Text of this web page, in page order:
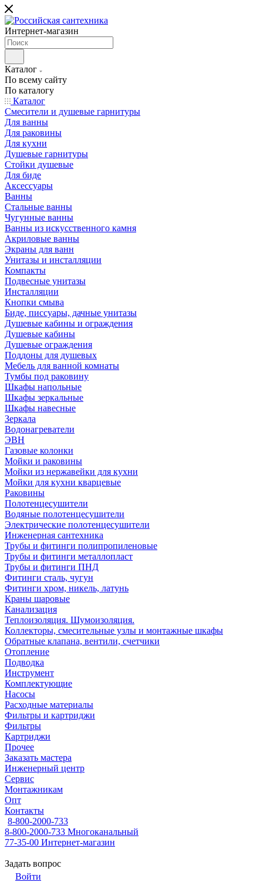
Интернет-магазин
Каталог
По всему сайту
По каталогу
Каталог
Смесители и душевые гарнитуры
Для ванны
Для раковины
Для кухни
Душевые гарнитуры
Стойки душевые
Для биде
Аксессуары
Ванны
Стальные ванны
Чугунные ванны
Ванны из искусственного камня
Акриловые ванны
Экраны для ванн
Унитазы и инсталляции
Компакты
Подвесные унитазы
Инсталляции
Кнопки смыва
Биде, писсуары, дачные унитазы
Душевые кабины и ограждения
Душевые кабины
Душевые ограждения
Поддоны для душевых
Мебель для ванной комнаты
Тумбы под раковину
Шкафы напольные
Шкафы зеркальные
Шкафы навесные
Зеркала
Водонагреватели
ЭВН
Газовые колонки
Мойки и раковины
Мойки из нержавейки для кухни
Мойки для кухни кварцевые
Раковины
Полотенцесушители
Водяные полотенцесушители
Электрические полотенцесушители
Инженерная сантехника
Трубы и фитинги полипропиленовые
Трубы и фитинги металлопласт
Трубы и фитинги ПНД
Фитинги сталь, чугун
Фитинги хром, никель, латунь
Краны шаровые
Канализация
Теплоизоляция. Шумоизоляция.
Коллекторы, смесительные узлы и монтажные шкафы
Обратные клапана, вентили, счетчики
Отопление
Подводка
Инструмент
Комплектующие
Насосы
Расходные материалы
Фильтры и картриджи
Фильтры
Картриджи
Прочее
Заказать мастера
Инженерный центр
Сервис
Монтажникам
Опт
Контакты
8-800-2000-733
8-800-2000-733 Многоканальный
77-35-00 Интернет-магазин
Задать вопрос
Войти